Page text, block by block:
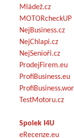
Mládež.cz
MOTORcheckUP
NejBusiness.cz
NejChlapi.cz
NejSenioři.cz
ProdejFirem.eu
ProfiBusiness.eu
TestMotoru.cz
Spolek I4U
eRecenze.eu